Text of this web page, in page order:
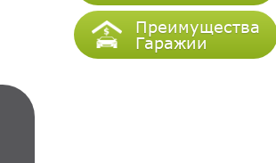
Преимущества
Гаражии